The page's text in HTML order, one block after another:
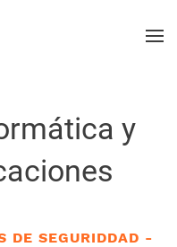
y
DE SEGURIDDAD -